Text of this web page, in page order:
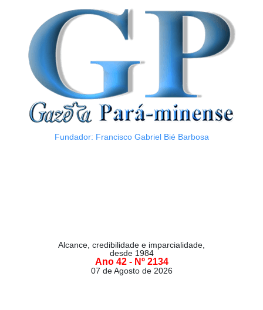
Fundador: Francisco Gabriel Bié Barbosa
Alcance, credibilidade e imparcialidade,
desde 1984
Ano 42 - Nº 2134
07 de Agosto de 2026